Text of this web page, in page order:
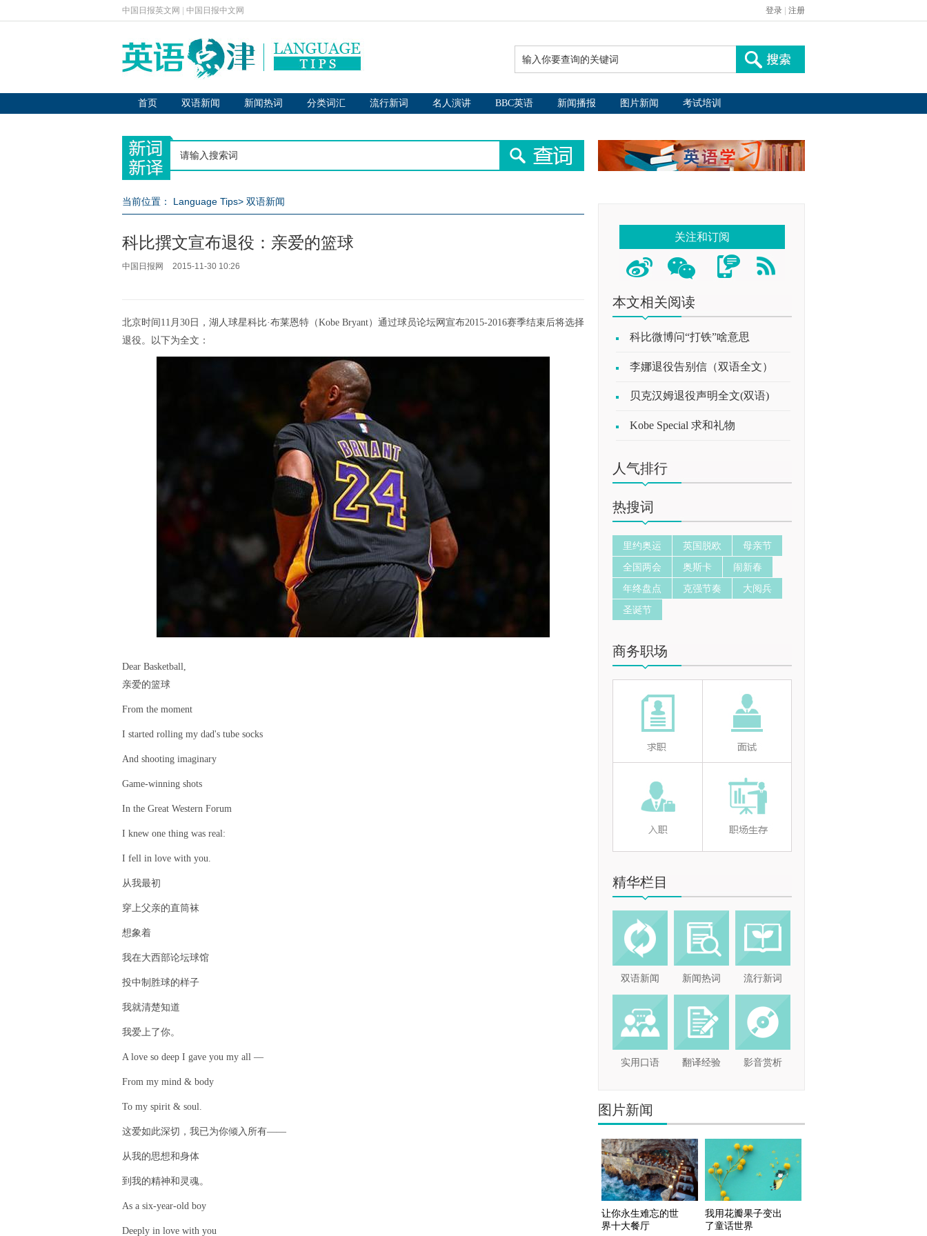
中国日报英文网 中国日报中文网 登录 注册
首页 双语新闻 新闻热词 分类词汇 流行新词 名人演讲 BBC英语 新闻播报 图片新闻 考试培训
当前位置： Language Tips> 双语新闻
科比撰文宣布退役：亲爱的篮球
中国日报网 2015-11-30 10:26
北京时间11月30日，湖人球星科比·布莱恩特（Kobe Bryant）通过球员论坛网宣布2015-2016赛季结束后将选择
退役。以下为全文：
Dear Basketball,
亲爱的篮球
From the moment
I started rolling my dad's tube socks
And shooting imaginary
Game-winning shots
In the Great Western Forum
I knew one thing was real:
I fell in love with you.
从我最初
穿上父亲的直筒袜
想象着
我在大西部论坛球馆
投中制胜球的样子
我就清楚知道
我爱上了你。
A love so deep I gave you my all —
From my mind & body
To my spirit & soul.
这爱如此深切，我已为你倾入所有——
从我的思想和身体
到我的精神和灵魂。
As a six-year-old boy
Deeply in love with you
关注和订阅
本文相关阅读
科比微博问“打铁”啥意思
李娜退役告别信（双语全文）
贝克汉姆退役声明全文(双语)
Kobe Special 求和礼物
人气排行
热搜词
里约奥运 英国脱欧
母亲节
全国两会
奥斯卡
闹新春
年终盘点
克强节奏
大阅兵
圣诞节
商务职场
精华栏目
双语新闻 新闻热词 流行新词
实用口语 翻译经验 影音赏析
图片新闻
让你永生难忘的世
界十大餐厅
我用花瓣果子变出
了童话世界